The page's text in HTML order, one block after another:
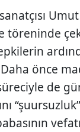
Umut
töreninde
önce
de